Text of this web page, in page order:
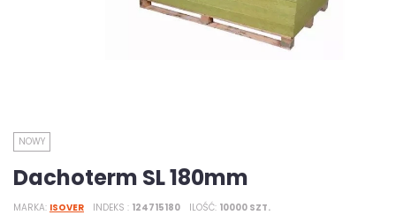
NOWY
Dachoterm SL 180mm
MARKA ISOVER INDEKS 124715180 ILOŚĆ 10000 SZT.